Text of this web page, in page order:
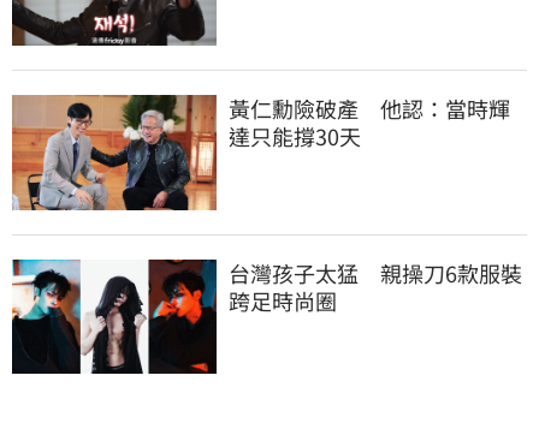
黃仁勳險破產　他認：當時輝
達只能撐30天
台灣孩子太猛　親操刀6款服裝
跨足時尚圈